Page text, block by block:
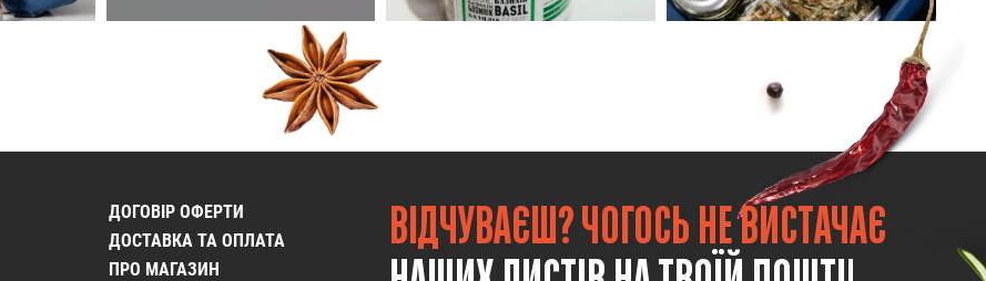
ДОГОВІР ОФЕРТИ
ДОСТАВКА ТА ОПЛАТА
ПРО МАГАЗИН
ВІДЧУВАЄШ? ЧОГОСЬ НЕ ВИСТАЧАЄ